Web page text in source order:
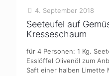
4. September 2018
Seeteufel auf
Kresseschaum
für 4 Personen: 1 Kg.
Esslöffel Olivenöl zum
Saft einer halben Limette